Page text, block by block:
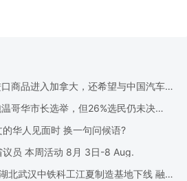
商品进入加拿大，还希望与中国汽车公
哥华市长选举，但26%选民仍未决
华⼈⻅⾯时 换⼀句问候语?
员 本周活动 8月 3日-8 Aug.
北武汉中铁科工江夏制造基地下线 融合